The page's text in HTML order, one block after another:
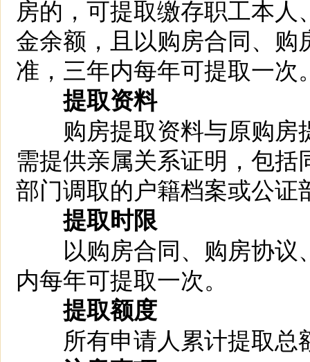
房的，可提取缴存职工本
金余额，且以购房合同、
准，三年内每年可提取一次
提取资料
购房提取资料与原购房
需提供亲属关系证明，包
部门调取的户籍档案或公
提取时限
以购房合同、购房协议
内每年可提取一次。
提取额度
所有申请人累计提取总